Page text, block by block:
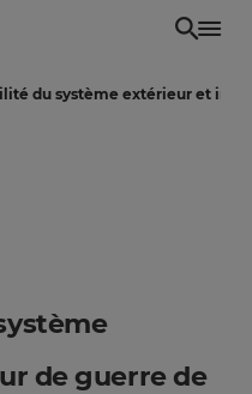
du système extérieur et
de guerre de